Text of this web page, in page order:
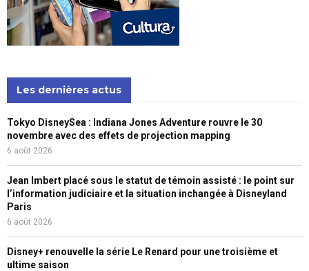
Les dernières actus
Tokyo DisneySea : Indiana Jones Adventure rouvre le 30
novembre avec des effets de projection mapping
6 août 2026
Jean Imbert placé sous le statut de témoin assisté : le point sur
l’information judiciaire et la situation inchangée à Disneyland
Paris
6 août 2026
Disney+ renouvelle la série Le Renard pour une troisième et
ultime saison